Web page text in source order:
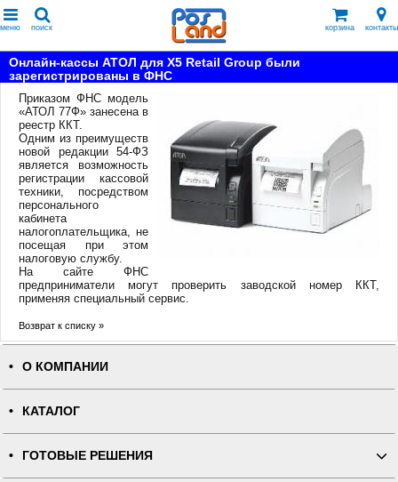
меню поиск корзина контакты
Онлайн-кассы АТОЛ для X5 Retail Group были
зарегистрированы в ФНС
Приказом ФНС модель
«АТОЛ 77Ф» занесена в
реестр ККТ.
Одним из преимуществ
новой редакции 54-ФЗ
является возможность
регистрации кассовой
техники, посредством
персонального
кабинета
налогоплательщика, не
посещая при этом
налоговую службу.
На сайте ФНС
предприниматели могут проверить заводской номер ККТ,
применяя специальный сервис.
Возврат к списку »
О КОМПАНИИ
КАТАЛОГ
ГОТОВЫЕ РЕШЕНИЯ